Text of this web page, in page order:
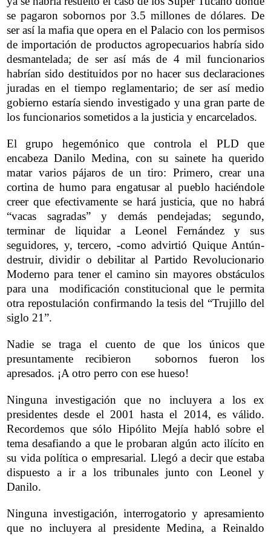
se pagaron sobornos por 3.5 millones de dólares. De
ser así la mafia que opera en el Palacio con los permisos
de importación de productos agropecuarios habría sido
desmantelada; de ser así más de 4 mil funcionarios
habrían sido destituidos por no hacer sus declaraciones
juradas en el tiempo reglamentario; de ser así medio
gobierno estaría siendo investigado y una gran parte de
los funcionarios sometidos a la justicia y encarcelados.
El grupo hegemónico que controla el PLD que
encabeza Danilo Medina, con su sainete ha querido
matar varios pájaros de un tiro: Primero, crear una
cortina de humo para engatusar al pueblo haciéndole
creer que efectivamente se hará justicia, que no habrá
“vacas sagradas” y demás pendejadas; segundo,
terminar de liquidar a Leonel Fernández y sus
seguidores, y, tercero, -como advirtió Quique Antún-
destruir, dividir o debilitar al Partido Revolucionario
Moderno para tener el camino sin mayores obstáculos
para una modificación constitucional que le permita
otra repostulación confirmando la tesis del “Trujillo del
siglo 21”.
Nadie se traga el cuento de que los únicos que
presuntamente recibieron sobornos fueron los
apresados. ¡A otro perro con ese hueso!
Ninguna investigación que no incluyera a los ex
presidentes desde el 2001 hasta el 2014, es válido.
Recordemos que sólo Hipólito Mejía habló sobre el
tema desafiando a que le probaran algún acto ilícito en
su vida política o empresarial. Llegó a decir que estaba
dispuesto a ir a los tribunales junto con Leonel y
Danilo.
Ninguna investigación, interrogatorio y apresamiento
que no incluyera al presidente Medina, a Reinaldo